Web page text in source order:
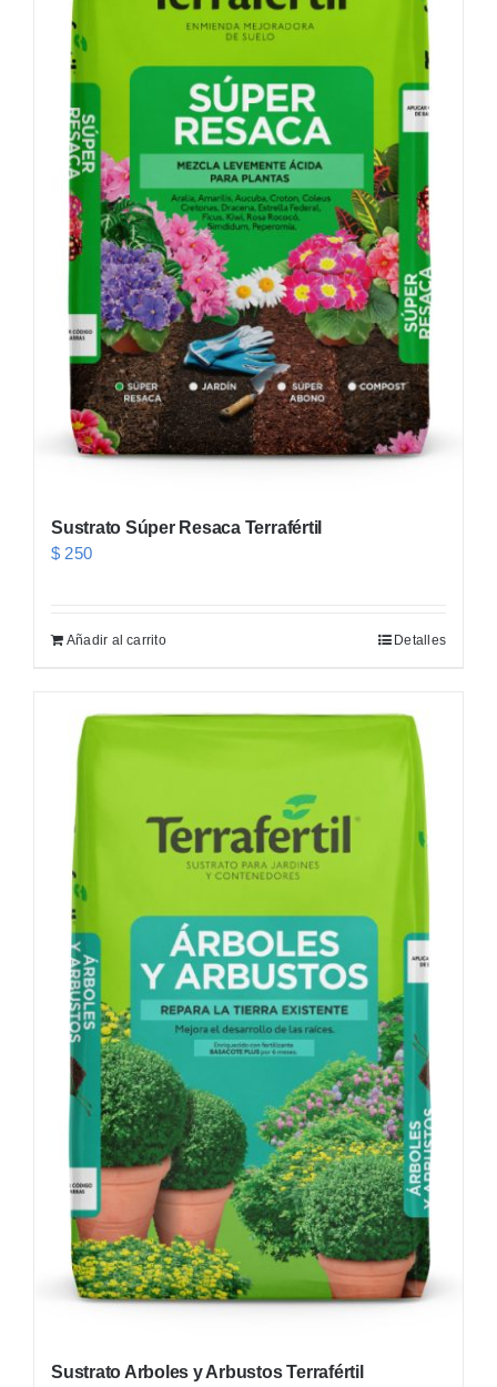
Sustrato Súper Resaca Terrafértil
$ 250
Añadir al carrito Detalles
Sustrato Arboles y Arbustos Terrafértil